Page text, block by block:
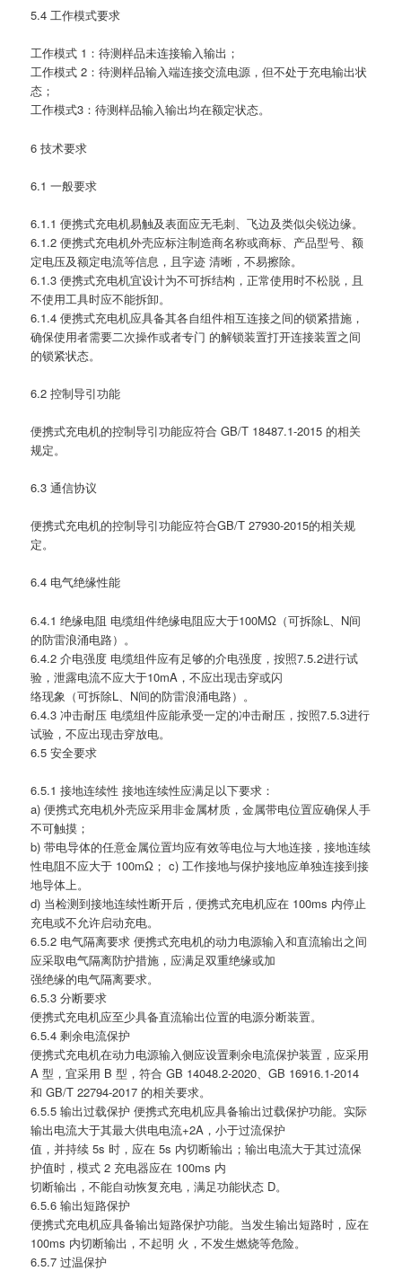
5.4 工作模式要求
工作模式 1：待测样品未连接输入输出；
工作模式 2：待测样品输入端连接交流电源，但不处于充电输出状
态；
工作模式3：待测样品输入输出均在额定状态。
6 技术要求
6.1 一般要求
6.1.1 便携式充电机易触及表面应无毛刺、飞边及类似尖锐边缘。
6.1.2 便携式充电机外壳应标注制造商名称或商标、产品型号、额
定电压及额定电流等信息，且字迹 清晰，不易擦除。
6.1.3 便携式充电机宜设计为不可拆结构，正常使用时不松脱，且
不使用工具时应不能拆卸。
6.1.4 便携式充电机应具备其各自组件相互连接之间的锁紧措施，
确保使用者需要二次操作或者专门 的解锁装置打开连接装置之间
的锁紧状态。
6.2 控制导引功能
便携式充电机的控制导引功能应符合 GB/T 18487.1-2015 的相关
规定。
6.3 通信协议
便携式充电机的控制导引功能应符合GB/T 27930-2015的相关规
定。
6.4 电气绝缘性能
6.4.1 绝缘电阻 电缆组件绝缘电阻应大于100MΩ（可拆除L、N间
的防雷浪涌电路）。
6.4.2 介电强度 电缆组件应有足够的介电强度，按照7.5.2进行试
验，泄露电流不应大于10mA，不应出现击穿或闪
络现象（可拆除L、N间的防雷浪涌电路）。
6.4.3 冲击耐压 电缆组件应能承受一定的冲击耐压，按照7.5.3进行
试验，不应出现击穿放电。
6.5 安全要求
6.5.1 接地连续性 接地连续性应满足以下要求：
a) 便携式充电机外壳应采用非金属材质，金属带电位置应确保人手
不可触摸；
b) 带电导体的任意金属位置均应有效等电位与大地连接，接地连续
性电阻不应大于 100mΩ； c) 工作接地与保护接地应单独连接到接
地导体上。
d) 当检测到接地连续性断开后，便携式充电机应在 100ms 内停止
充电或不允许启动充电。
6.5.2 电气隔离要求 便携式充电机的动力电源输入和直流输出之间
应采取电气隔离防护措施，应满足双重绝缘或加
强绝缘的电气隔离要求。
6.5.3 分断要求
便携式充电机应至少具备直流输出位置的电源分断装置。
6.5.4 剩余电流保护
便携式充电机在动力电源输入侧应设置剩余电流保护装置，应采用
A 型，宜采用 B 型，符合 GB 14048.2-2020、GB 16916.1-2014
和 GB/T 22794-2017 的相关要求。
6.5.5 输出过载保护 便携式充电机应具备输出过载保护功能。实际
输出电流大于其最大供电电流+2A，小于过流保护
值，并持续 5s 时，应在 5s 内切断输出；输出电流大于其过流保
护值时，模式 2 充电器应在 100ms 内
切断输出，不能自动恢复充电，满足功能状态 D。
6.5.6 输出短路保护
便携式充电机应具备输出短路保护功能。当发生输出短路时，应在
100ms 内切断输出，不起明 火，不发生燃烧等危险。
6.5.7 过温保护